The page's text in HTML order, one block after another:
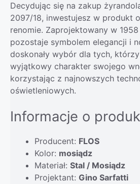
Decydując się na zakup
2097/18, inwestujesz w produkt
renomie. Zaprojektowany w
pozostaje symbolem elegancji i
doskonały wybór dla tych,
wyjątkowy charakter swojego
korzystając z najnowszych
oświetleniowych.
Informacje o
Producent: FLOS
Kolor: mosiądz
Materiał: Stal / Mosiądz
Projektant: Gino Sarfatti